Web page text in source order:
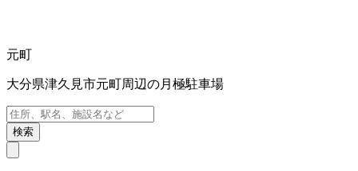
元町
大分県津久見市元町周辺の月極駐車場
検索